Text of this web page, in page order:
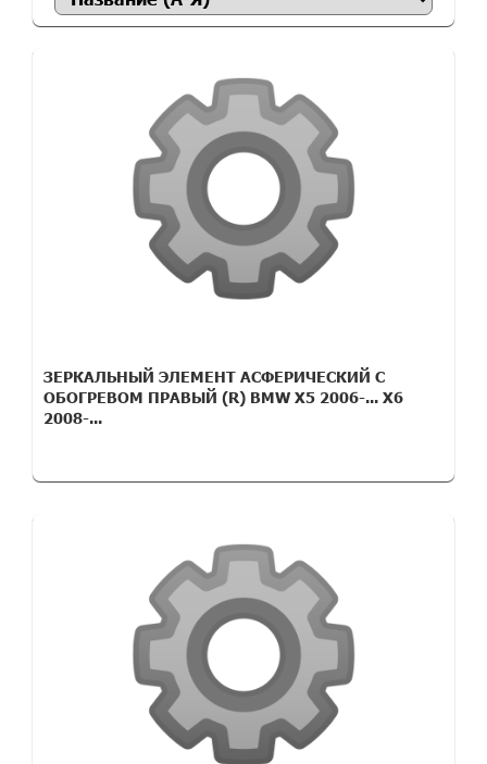
ЗЕРКАЛЬНЫЙ ЭЛЕМЕНТ АСФЕРИЧЕСКИЙ С
ОБОГРЕВОМ ПРАВЫЙ (R) BMW X5 2006-... X6
2008-...